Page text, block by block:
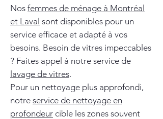
Nos femmes de ménage à Montréal
et Laval sont disponibles pour un
service efficace et adapté à vos
besoins. Besoin de vitres impeccables
? Faites appel à notre service de
lavage de vitres.
Pour un nettoyage plus approfondi,
notre service de nettoyage en
profondeur cible les zones souvent